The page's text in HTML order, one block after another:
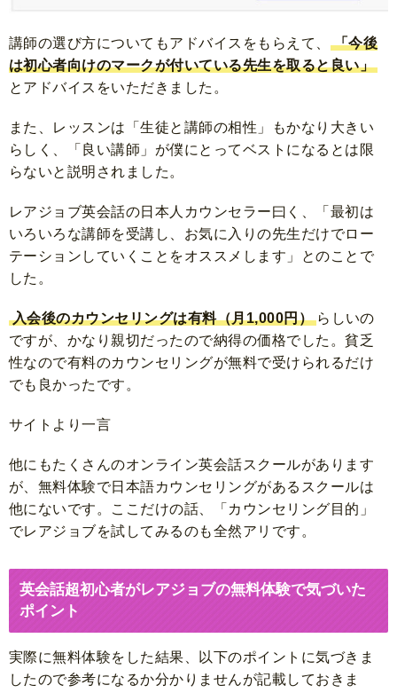
講師の選び方についてもアドバイスをもらえて、
「今後
は初心者向けのマークが付いている先生を取ると良い」
とアドバイスをいただきました。
また、レッスンは「生徒と講師の相性」もかなり大きい
らしく、「良い講師」が僕にとってベストになるとは限
らないと説明されました。
レアジョブ英会話の日本人カウンセラー曰く、「最初は
いろいろな講師を受講し、お気に入りの先生だけでロー
テーションしていくことをオススメします」とのことで
した。
入会後のカウンセリングは有料（月1,000円） らしいの
ですが、かなり親切だったので納得の価格でした。貧乏
性なので有料のカウンセリングが無料で受けられるだけ
でも良かったです。
サイトより一言
他にもたくさんのオンライン英会話スクールがあります
が、無料体験で日本語カウンセリングがあるスクールは
他にないです。ここだけの話、「カウンセリング目的」
でレアジョブを試してみるのも全然アリです。
英会話超初心者がレアジョブの無料体験で気づいた
ポイント
実際に無料体験をした結果、以下のポイントに気づきま
したので参考になるか分かりませんが記載しておきま